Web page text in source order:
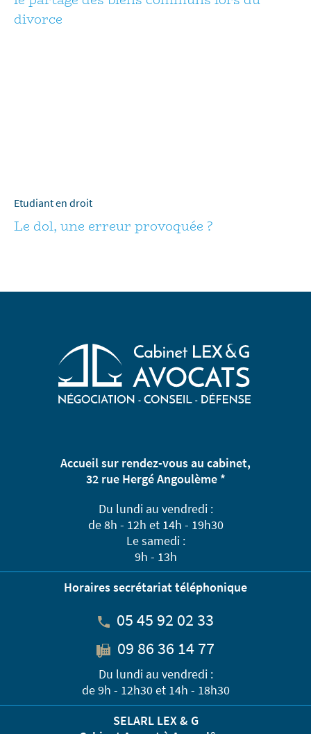
divorce
Etudiant en droit
Le dol, une erreur provoquée ?
Accueil sur rendez-vous au cabinet,
32 rue Hergé Angoulème *
Du lundi au vendredi :
de 8h - 12h et 14h - 19h30
Le samedi :
9h - 13h
Horaires secrétariat téléphonique
05 45 92 02 33
09 86 36 14 77
Du lundi au vendredi :
de 9h - 12h30 et 14h - 18h30
SELARL LEX & G